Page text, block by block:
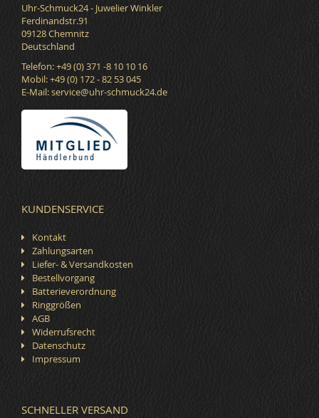
Uhr-Schmuck24 - Juwelier Winkler
Ferdinandstr.91
09128 Chemnitz
Deutschland
Telefon: +49 (0) 371 -8 10 10 16
Mobil: +49 (0) 172 - 82 53 045
E-Mail:service@uhr-schmuck24.de
KUNDENSERVICE
Kontakt
Zahlungsarten
Liefer- & Versandkosten
Bestellvorgang
Batterieverordnung
Ringgrößen
AGB
Widerrufsrecht
Datenschutz
Impressum
SCHNELLER VERSAND